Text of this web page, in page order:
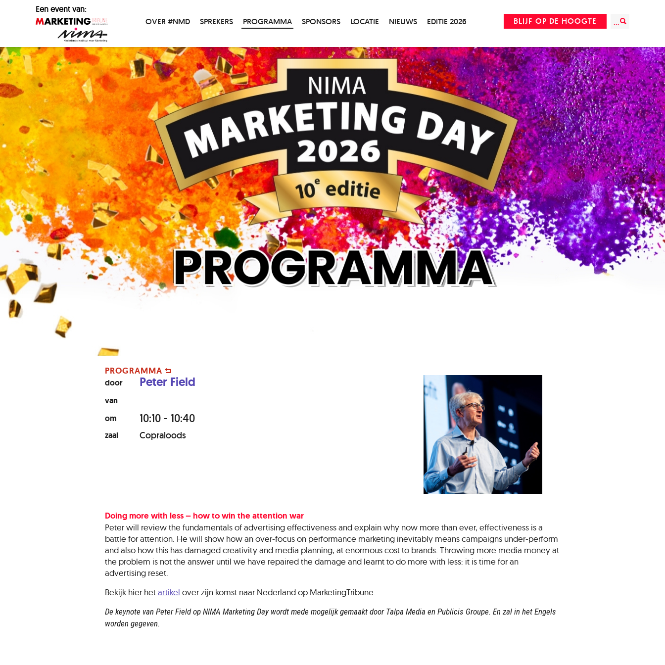
BLIJF OP DE HOOGTE ...
Een event van:
OVER #NMD SPREKERS PROGRAMMA SPONSORS LOCATIE NIEUWS EDITIE 2026
PROGRAMMA
door Peter Field
van
om
10:10 - 10:40
zaal Copraloods
Doing more with less – how to win the attention war
Peter will review the fundamentals of advertising effectiveness and explain why now more than ever, effectiveness is a
battle for attention. He will show how an over-focus on performance marketing inevitably means campaigns under-perform
and also how this has damaged creativity and media planning, at enormous cost to brands. Throwing more media money at
the problem is not the answer until we have repaired the damage and learnt to do more with less: it is time for an
advertising reset.
Bekijk hier hetartikel over zijn komst naar Nederland op MarketingTribune.
De keynote van Peter Field op NIMA Marketing Day wordt mede mogelijk gemaakt door Talpa Media en Publicis Groupe. En zal in het Engels
worden gegeven.